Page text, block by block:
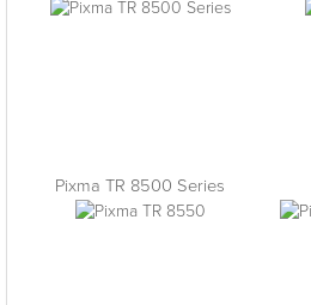
Pixma TR 8500 Series